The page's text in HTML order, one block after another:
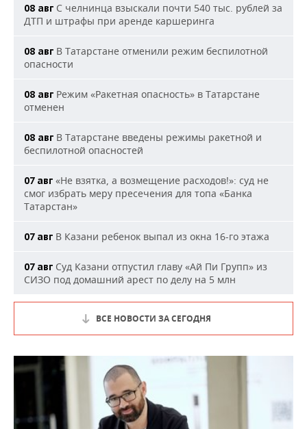
08 авг С челнинца взыскали почти 540 тыс. рублей за
ДТП и штрафы при аренде каршеринга
08 авг В Татарстане отменили режим беспилотной
опасности
08 авг Режим «Ракетная опасность» в Татарстане
отменен
08 авг В Татарстане введены режимы ракетной и
беспилотной опасностей
07 авг «Не взятка, а возмещение расходов!»: суд не
смог избрать меру пресечения для топа «Банка
Татарстан»
07 авг В Казани ребенок выпал из окна 16-го этажа
07 авг Суд Казани отпустил главу «Ай Пи Групп» из
СИЗО под домашний арест по делу на 5 млн
ВСЕ НОВОСТИ ЗА СЕГОДНЯ